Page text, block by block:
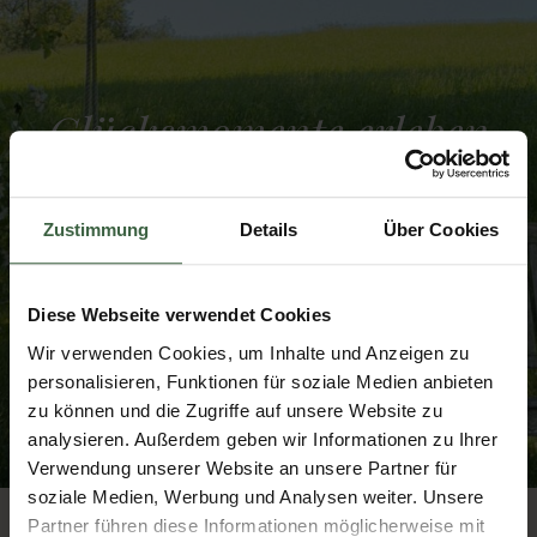
Zustimmung Details Über Cookies
Diese Webseite verwendet Cookies
Wir verwenden Cookies, um Inhalte und Anzeigen zu
personalisieren, Funktionen für soziale Medien anbieten
zu können und die Zugriffe auf unsere Website zu
analysieren. Außerdem geben wir Informationen zu Ihrer
Verwendung unserer Website an unsere Partner für
soziale Medien, Werbung und Analysen weiter. Unsere
Partner führen diese Informationen möglicherweise mit
Glücksmomente erleben
Jetzt anfragen!